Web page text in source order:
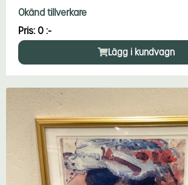
Okänd tillverkare
Pris: 0 :-
Lägg i kundvagn